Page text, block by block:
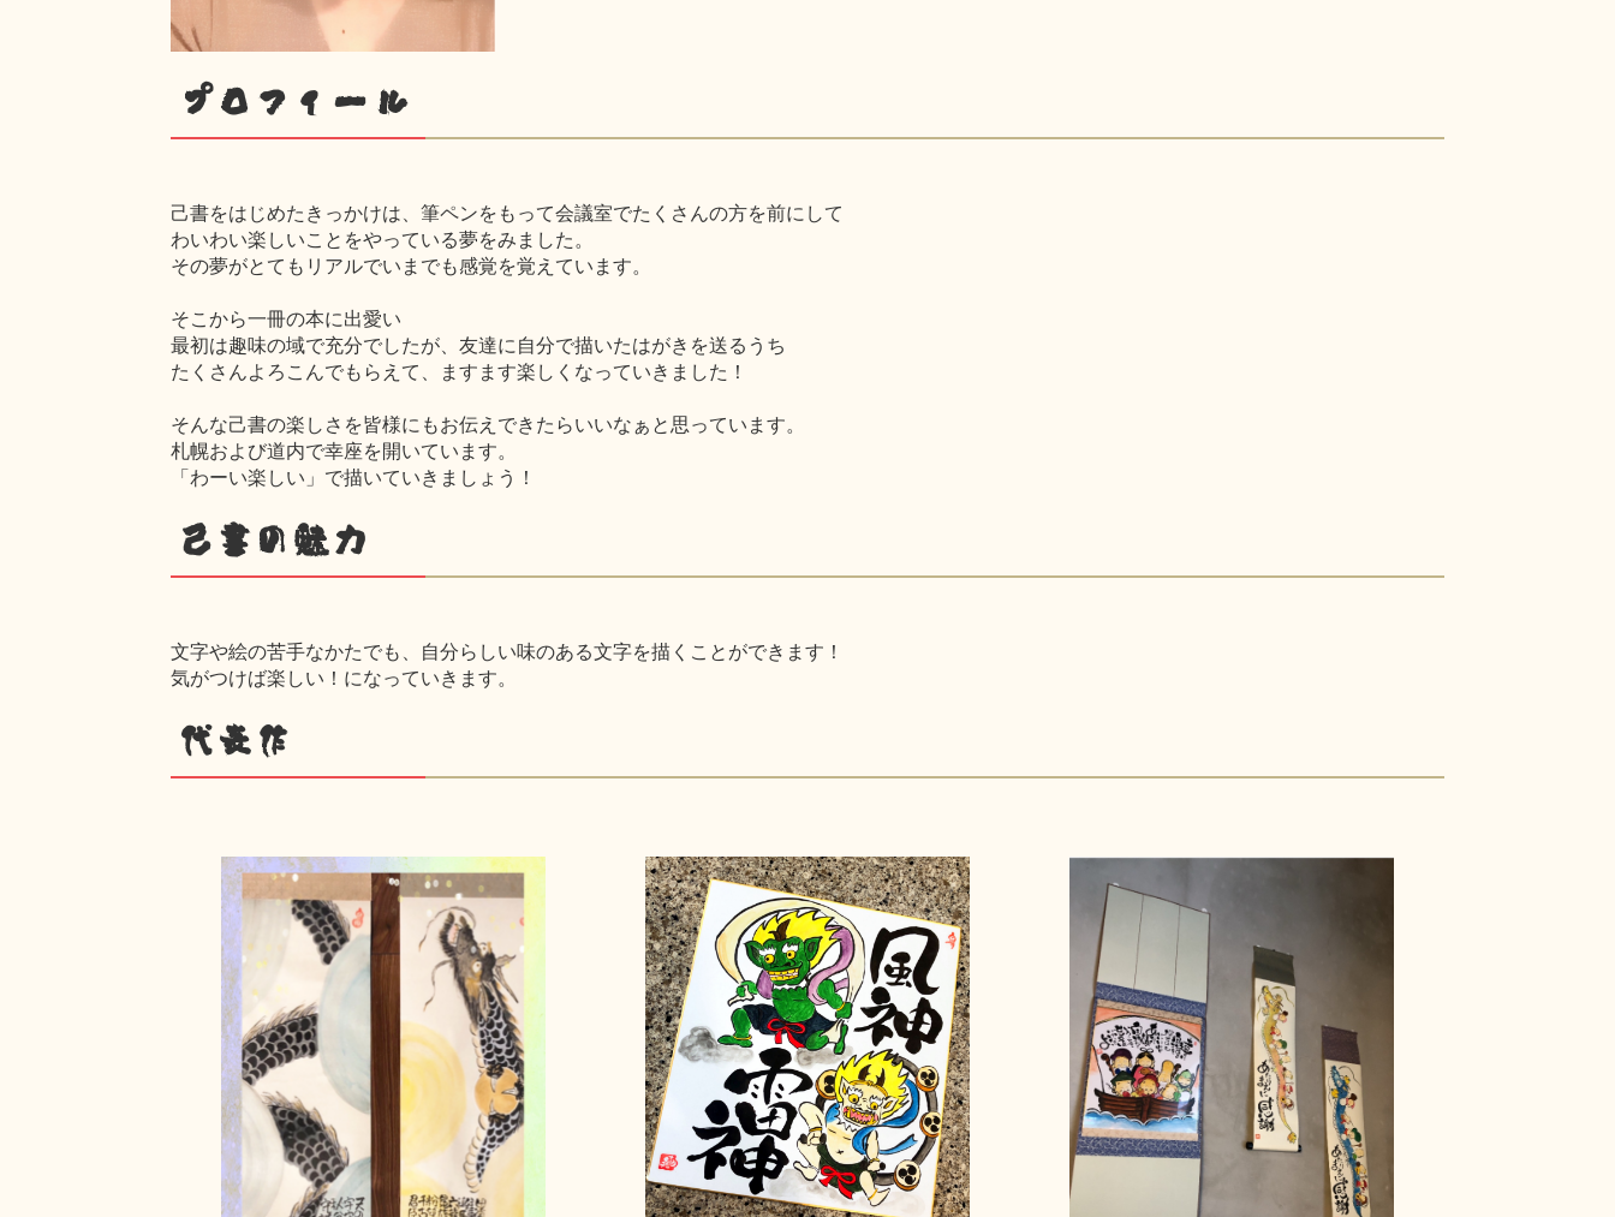
プロフィール
己書をはじめたきっかけは、筆ペンをもって会議室でたくさんの方を前にして
わいわい楽しいことをやっている夢をみました。
その夢がとてもリアルでいまでも感覚を覚えています。
そこから一冊の本に出愛い
最初は趣味の域で充分でしたが、友達に自分で描いたはがきを送るうち
たくさんよろこんでもらえて、ますます楽しくなっていきました！
そんな己書の楽しさを皆様にもお伝えできたらいいなぁと思っています。
札幌および道内で幸座を開いています。
「わーい楽しい」で描いていきましょう！
己書の魅力
文字や絵の苦手なかたでも、自分らしい味のある文字を描くことができます！
気がつけば楽しい！になっていきます。
代表作